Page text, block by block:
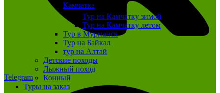
Telegram
Камчатка
Тур на Камчатку зимой
Тур на Камчатку летом
Тур в Мурманск
Тур на Байкал
тур на Алтай
Детские походы
Лыжный поход
Конный
Туры на заказ